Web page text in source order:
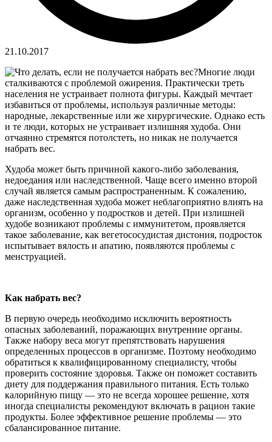
21.10.2017
Многие люди
сталкиваются с проблемой ожирения. Практически треть
населения не устраивает полнота фигуры. Каждый мечтает
избавиться от проблемы, используя различные методы:
народные, лекарственные или же хирургические. Однако есть
и те люди, которых не устраивает излишняя худоба. Они
отчаянно стремятся потолстеть, но никак не получается
набрать вес.
Худоба может быть причиной какого-либо заболевания,
недоедания или наследственной. Чаще всего именно второй
случай является самым распространенным. К сожалению,
даже наследственная худоба может неблагоприятно влиять на
организм, особенно у подростков и детей. При излишней
худобе возникают проблемы с иммунитетом, проявляется
такое заболевание, как вегетососудистая дистония, подросток
испытывает вялость и апатию, появляются проблемы с
менструацией.
Как набрать вес?
В первую очередь необходимо исключить вероятность
опасных заболеваний, поражающих внутренние органы.
Также набору веса могут препятствовать нарушения
определенных процессов в организме. Поэтому необходимо
обратиться к квалифицированному специалисту, чтобы
проверить состояние здоровья. Также он поможет составить
диету для поддержания правильного питания. Есть только
калорийную пищу — это не всегда хорошее решение, хотя
иногда специалисты рекомендуют включать в рацион такие
продукты. Более эффективное решение проблемы — это
сбалансированное питание.